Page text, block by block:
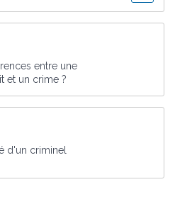
entre une
et un crime ?
d'un criminel